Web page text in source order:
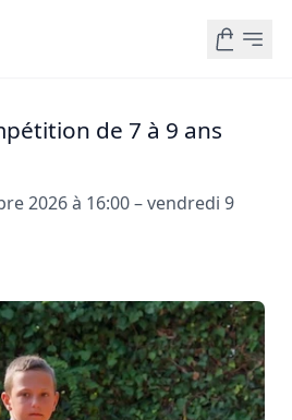
de 7 à 9 ans
2026 à 16:00 – vendredi 9